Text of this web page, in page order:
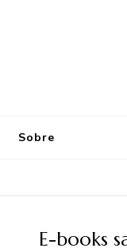
Sobre
E-books